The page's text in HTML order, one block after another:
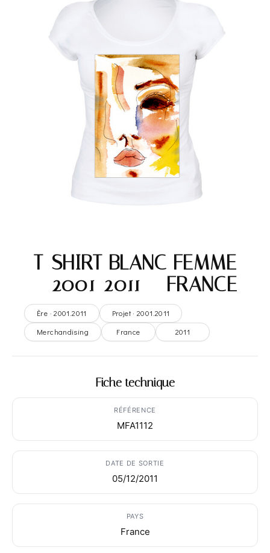
T-SHIRT BLANC FEMME
– 2001-2011 – FRANCE
Ère · 2001.2011
Projet · 2001.2011
Merchandising
France 2011
Fiche technique
RÉFÉRENCE
MFA1112
DATE DE SORTIE
05/12/2011
PAYS
France